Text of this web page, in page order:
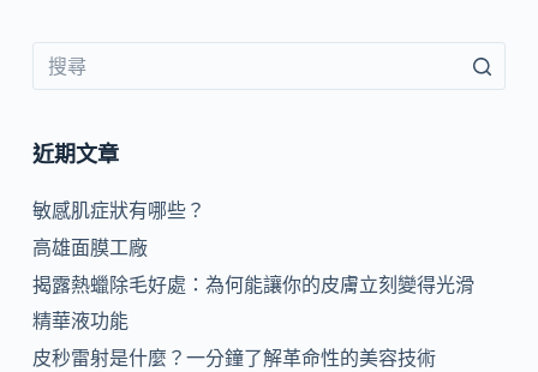
近期文章
敏感肌症狀有哪些？
高雄面膜工廠
揭露熱蠟除毛好處：為何能讓你的皮膚立刻變得光滑
精華液功能
皮秒雷射是什麼？一分鐘了解革命性的美容技術